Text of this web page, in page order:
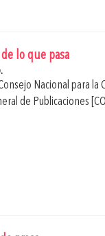
de lo que pasa
Nacional para la
de Publicaciones